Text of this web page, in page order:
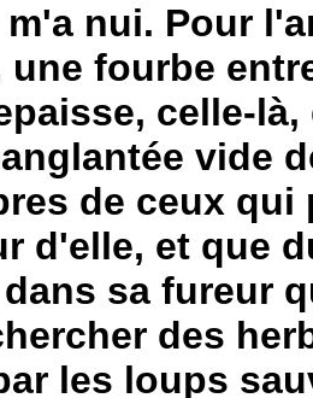
nui. Pour
une fourbe
celle-
vide
de ceux
d'elle, et que
sa fureur
des
les loups